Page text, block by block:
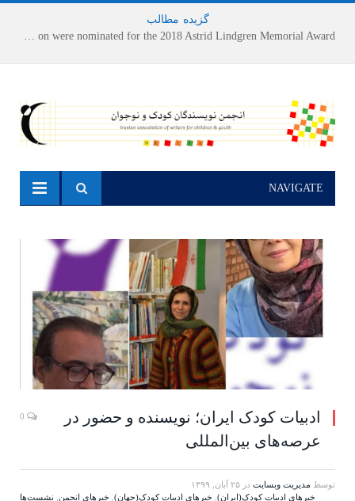
گزیده مطالب
NAVIGATE
ادبیات کودک ایران؛ نویسنده و حضور در
عرصه‌های بین‌المللی
توسط مدیریت وبسایت در ۲۵ آبان, ۱۳۹۹
خبرهای ادبیات کودک(ایران), خبرهای ادبیات کودک(جهان), خبرهای انجمن, نشست‌ها